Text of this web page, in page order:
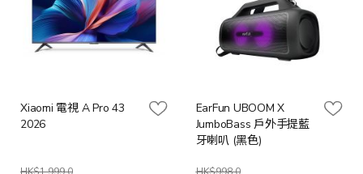
Xiaomi 電視 A Pro 43
2026
EarFun UBOOM X
JumboBass 戶外手提藍
牙喇叭 (黑色)